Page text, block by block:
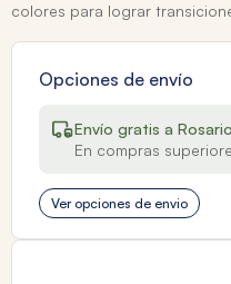
colores para lograr
Opciones de envío
Envío gratis a
En compras
Ver opciones de envio